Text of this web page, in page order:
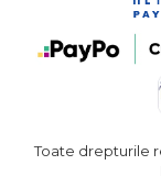
Toate drepturile